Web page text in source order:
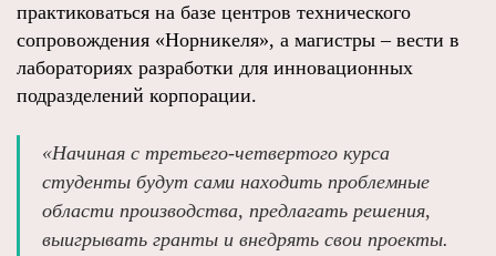
практиковаться на базе центров технического
сопровождения «Норникеля», а магистры – вести в
лабораториях разработки для инновационных
подразделений корпорации.
«Начиная с третьего-четвертого курса
студенты будут сами находить проблемные
области производства, предлагать решения,
выигрывать гранты и внедрять свои проекты.